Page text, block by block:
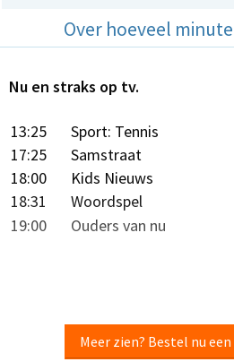
Over hoeveel
Nu en straks op tv.
13:25
Sport: Tennis
17:25
Samstraat
18:00
Kids Nieuws
18:31
Woordspel
19:00
Ouders van nu
Meer zien? Bestel nu